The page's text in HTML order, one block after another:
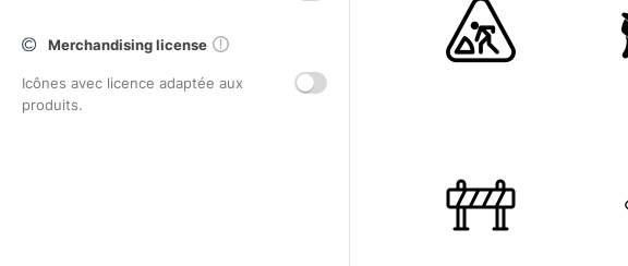
Merchandising license
Icônes avec licence adaptée aux
produits.